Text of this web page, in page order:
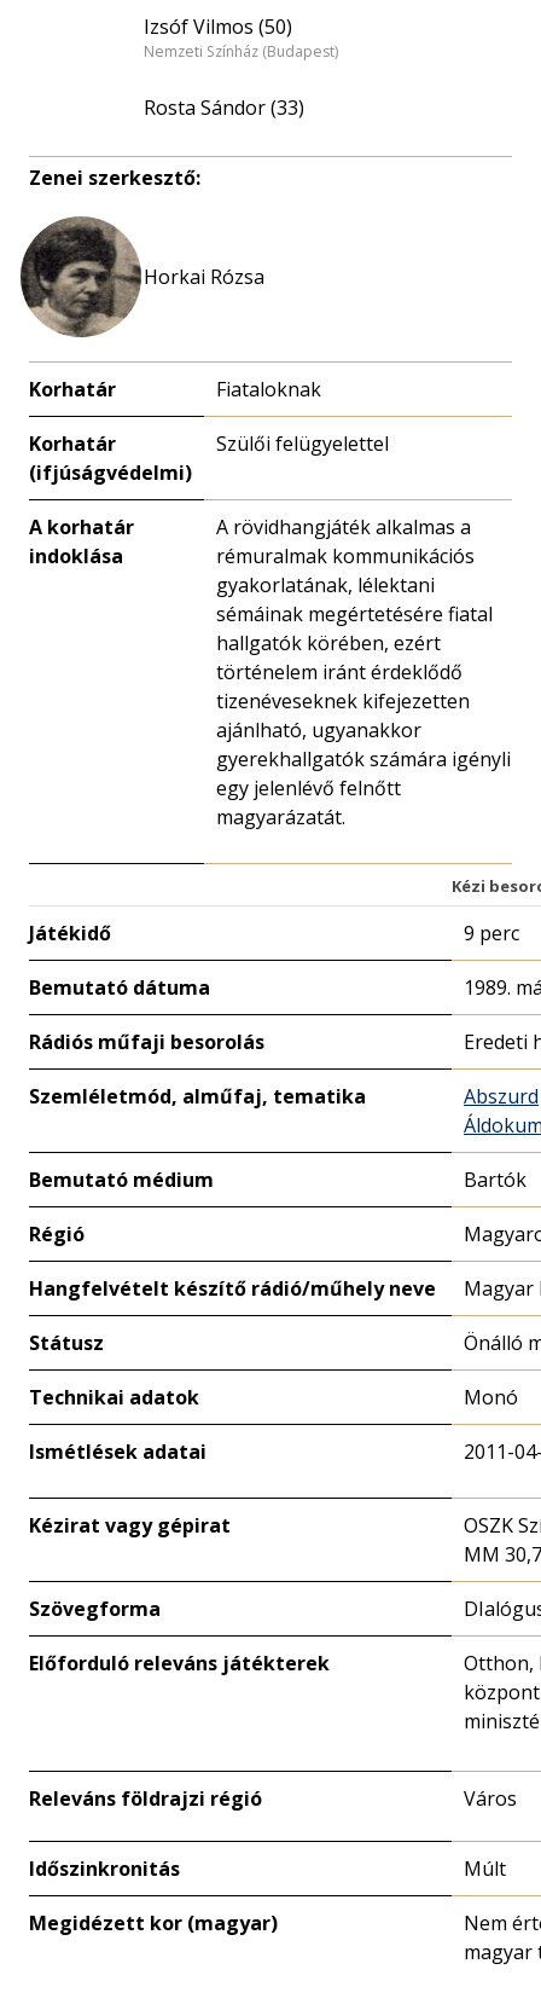
Izsóf Vilmos (50)
Nemzeti Színház (Budapest)
Rosta Sándor (33)
Zenei szerkesztő:
Horkai Rózsa
Korhatár Fiataloknak
Korhatár
(ifjúságvédelmi)
Szülői felügyelettel
A korhatár
indoklása
A rövidhangjáték alkalmas a
rémuralmak kommunikációs
gyakorlatának, lélektani
sémáinak megértetésére fiatal
hallgatók körében, ezért
történelem iránt érdeklődő
tizenéveseknek kifejezetten
ajánlható, ugyanakkor
gyerekhallgatók számára igényli
egy jelenlévő felnőtt
magyarázatát.
Kézi
Játékidő 9 perc
Bemutató dátuma 1989.
Rádiós műfaji besorolás Eredeti
Szemléletmód, alműfaj, tematika
Abszurd
Bemutató médium Bartók
Régió
Hangfelvételt készítő rádió/műhely neve Magyar
Státusz Önálló
Technikai adatok Monó
Ismétlések adatai 2011-
Kézirat vagy gépirat
OSZK
MM
Szövegforma
Előforduló releváns játékterek
Otthon,
Releváns földrajzi régió Város
Időszinkronitás Múlt
Megidézett kor (magyar)
Nem
magyar